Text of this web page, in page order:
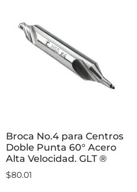
Broca No.4 para Centros
Doble Punta 60° Acero
Alta Velocidad. GLT ®
$80.01